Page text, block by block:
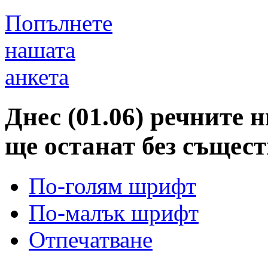
Попълнете
нашата
анкета
Днес (01.06) речните
ще останат без
По-голям шрифт
По-малък шрифт
Отпечатване